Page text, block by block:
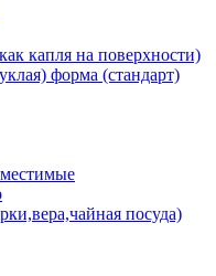
капля на поверхности)
форма (стандарт)
посуда)